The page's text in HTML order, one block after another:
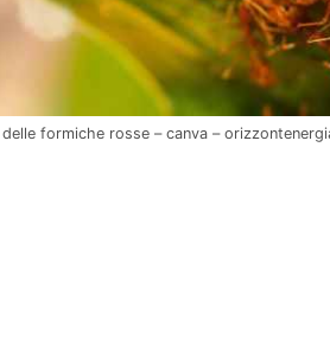
delle formiche rosse – canva –